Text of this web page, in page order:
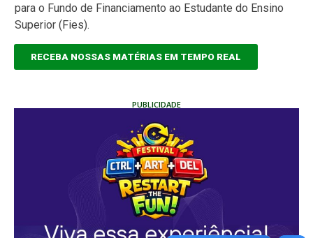
para o Fundo de Financiamento ao Estudante do Ensino
Superior (Fies).
RECEBA NOSSAS MATÉRIAS EM TEMPO REAL
PUBLICIDADE